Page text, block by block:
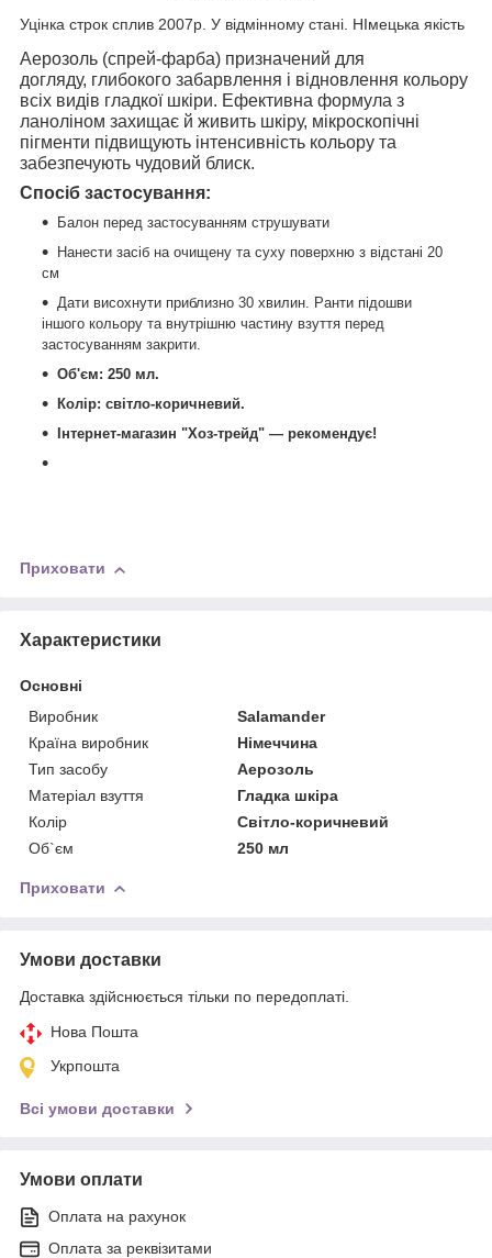
Уцінка строк сплив 2007р. У відмінному стані. НІмецька якість
Аерозоль (спрей-фарба) призначений для
догляду, глибокого забарвлення і відновлення кольору
всіх видів гладкої шкіри. Ефективна формула з
ланоліном захищає й живить шкіру, мікроскопічні
пігменти підвищують інтенсивність кольору та
забезпечують чудовий блиск.
Спосіб застосування:
Балон перед застосуванням струшувати
Нанести засіб на очищену та суху поверхню з відстані 20
см
Дати висохнути приблизно 30 хвилин. Ранти підошви
іншого кольору та внутрішню частину взуття перед
застосуванням закрити.
Об'єм: 250 мл.
Колір: світло-коричневий.
Інтернет-магазин "Хоз-трейд" — рекомендує!
Приховати
Характеристики
Основні
Виробник
Salamander
Країна виробник
Німеччина
Тип засобу
Аерозоль
Матеріал взуття
Гладка шкіра
Колір
Світло-коричневий
Об`єм
250 мл
Приховати
Умови доставки
Доставка здійснюється тільки по передоплаті.
Нова Пошта
Укрпошта
Всі умови доставки
Умови оплати
Оплата на рахунок
Оплата за реквізитами